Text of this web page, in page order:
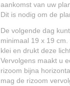
aankomst van uw
Dit is nodig om de
De volgende dag
minimaal 19 x 19
klei en drukt deze
Vervolgens maakt u
rizoom bijna
mag de rizoom